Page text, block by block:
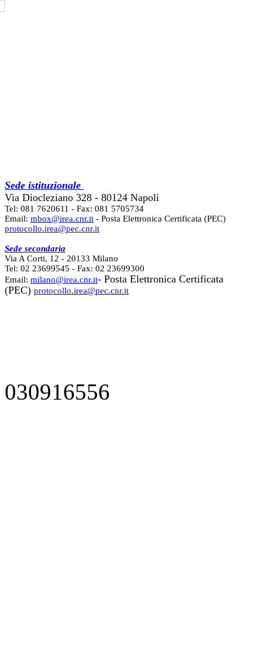
Sede istituzionale
Via Diocleziano 328 - 80124 Napoli
Tel: 081 7620611 - Fax: 081 5705734
Email: mbox@irea.cnr.it - Posta Elettronica Certificata (PEC)
protocollo.irea@pec.cnr.it
Sede secondaria
Via A Corti, 12 - 20133 Milano
Tel: 02 23699545 - Fax: 02 23699300
Email: milano@irea.cnr.it- Posta Elettronica Certificata
(PEC) protocollo.irea@pec.cnr.it
030916556